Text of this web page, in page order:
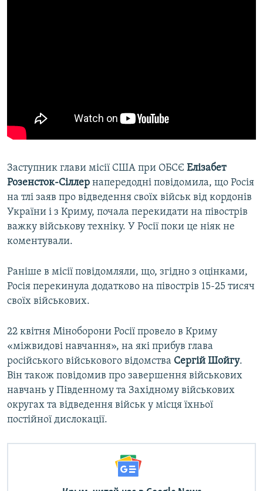
Заступник глави місії США при ОБСЄ Елізабет
Розенсток-Сіллер напередодні повідомила, що Росія
на тлі заяв про відведення своїх військ від кордонів
України і з Криму, почала перекидати на півострів
важку військову техніку. У Росії поки це ніяк не
коментували.
Раніше в місії повідомляли, що, згідно з оцінками,
Росія перекинула додатково на півострів 15-25 тисяч
своїх військових.
22 квітня Міноборони Росії провело в Криму
«міжвидові навчання», на які прибув глава
російського військового відомства Сергій Шойгу.
Він також повідомив про завершення військових
навчань у Південному та Західному військових
округах та відведення військ у місця їхньої
постійної дислокації.